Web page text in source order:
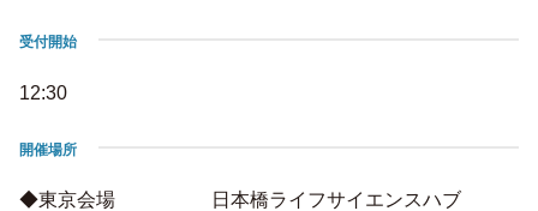
受付開始
12:30
開催場所
◆東京会場 日本橋ライフサイエンスハブ